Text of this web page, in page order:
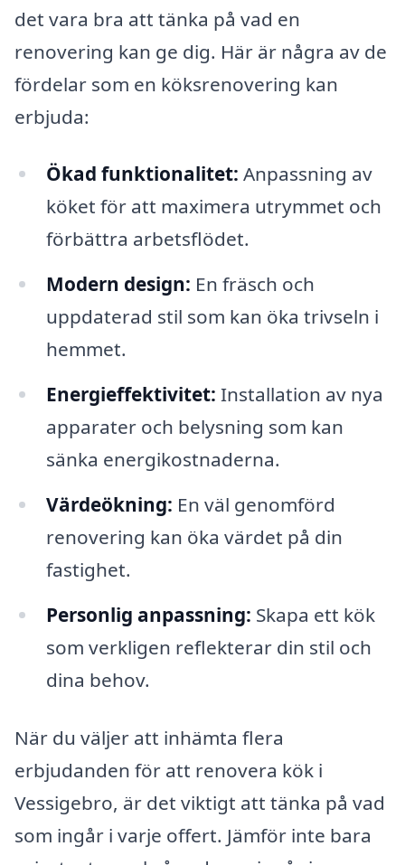
det vara bra att tänka på vad en
renovering kan ge dig. Här är några av de
fördelar som en köksrenovering kan
erbjuda:
Ökad funktionalitet: Anpassning av
köket för att maximera utrymmet och
förbättra arbetsflödet.
Modern design: En fräsch och
uppdaterad stil som kan öka trivseln i
hemmet.
Energieffektivitet: Installation av nya
apparater och belysning som kan
sänka energikostnaderna.
Värdeökning: En väl genomförd
renovering kan öka värdet på din
fastighet.
Personlig anpassning: Skapa ett kök
som verkligen reflekterar din stil och
dina behov.
När du väljer att inhämta flera
erbjudanden för att renovera kök i
Vessigebro, är det viktigt att tänka på vad
som ingår i varje offert. Jämför inte bara